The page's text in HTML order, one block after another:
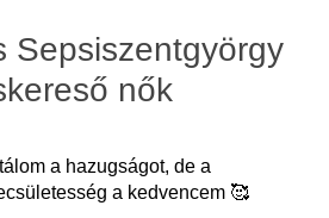
Sepsiszentgyörgy
nők
a hazugságot, de a
a kedvencem 🥰